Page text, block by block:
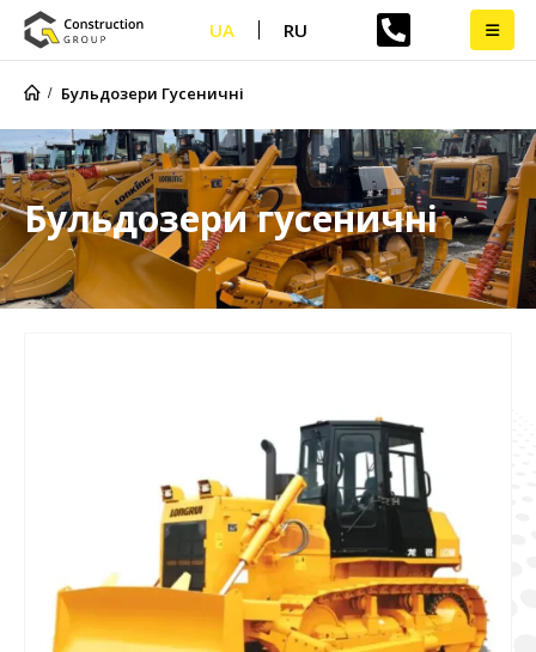
UA RU
Бульдозери Гусеничні
Бульдозери гусеничні